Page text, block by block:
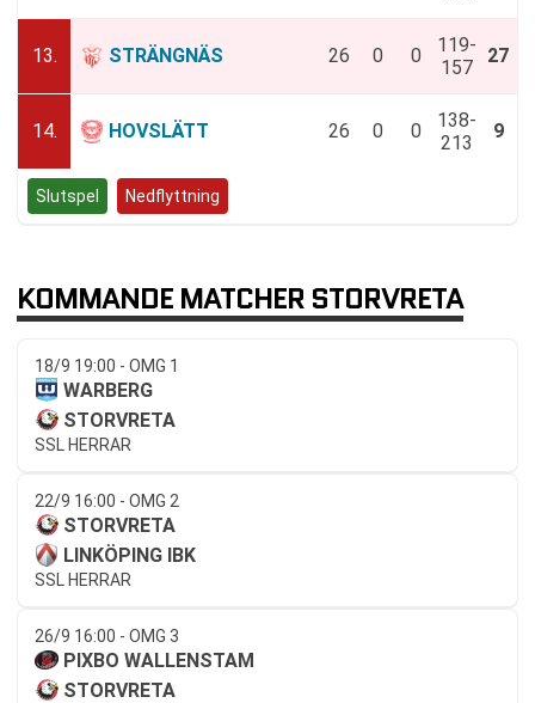
13. STRÄNGNÄS 26 0 0
119-
157
27
14. HOVSLÄTT 26 0 0
138-
213
9
Slutspel Nedflyttning
KOMMANDE MATCHER STORVRETA
18/9 19:00 - OMG 1
WARBERG
STORVRETA
SSL HERRAR
22/9 16:00 - OMG 2
STORVRETA
LINKÖPING IBK
SSL HERRAR
26/9 16:00 - OMG 3
PIXBO WALLENSTAM
STORVRETA